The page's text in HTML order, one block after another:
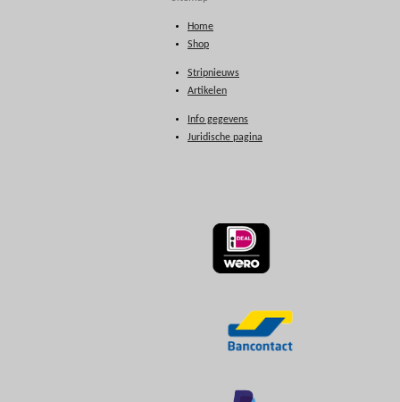
Home
Shop
Stripnieuws
Artikelen
Info gegevens
Juridische pagina